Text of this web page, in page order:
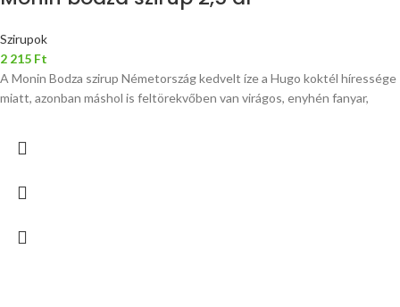
Szirupok
2 215 Ft
A Monin Bodza szirup Németország kedvelt íze a Hugo koktél híressége
miatt, azonban máshol is feltörekvőben van virágos, enyhén fanyar,